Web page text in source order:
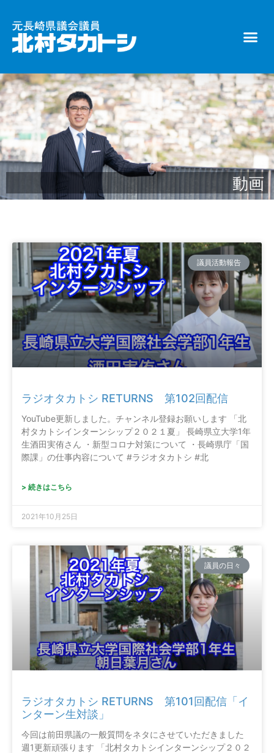
動画
議員活動報告
ラジオタカトシ RETURNS 第102回配信
YouTube更新しました。チャンネル登録お願いします 「北
村タカトシインターンシップ２０２１夏」 長崎県立大学1年
生酒田実侑さん ・新型コロナ対策について ・長崎県庁「国
際課」の仕事内容について #ラジオタカトシ #北
> 続きはこちら
2021年10月25日
議員の日々
ラジオタカトシ RETURNS 第101回配信「イ
ンターン生対談」
今回は前田県議の一般質問をネタにさせていただきました
週1更新頑張ります 「北村タカトシインターンシップ２０２